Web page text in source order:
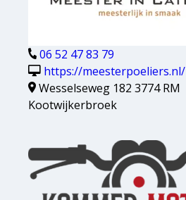
06 52 47 83 79
https://meesterpoeliers.nl/
Wesselseweg 182 3774 RM
Kootwijkerbroek